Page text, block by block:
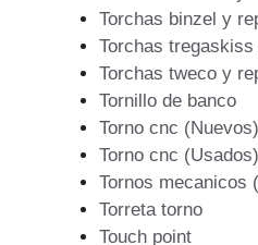
Torchas binzel y
Torchas
Torchas tweco y
Tornillo de banco
Torno cnc (Nuevos)
Torno cnc (Usados)
Tornos mecanicos
Torreta torno
Touch point